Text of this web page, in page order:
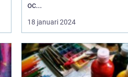
oc...
18 januari 2024